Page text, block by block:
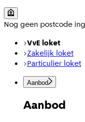
Nog geen postcode
VvE loket
Zakelijk loket
Particulier loket
Aanbod
Aanbod